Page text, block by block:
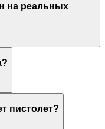
на реальных
2007 года,
были изменены для
Ма Сок-до —
Roundup»
пистолет?